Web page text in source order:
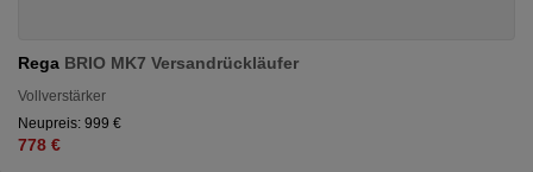
Rega BRIO MK7 Versandrückläufer
Vollverstärker
Neupreis: 999 €
778 €